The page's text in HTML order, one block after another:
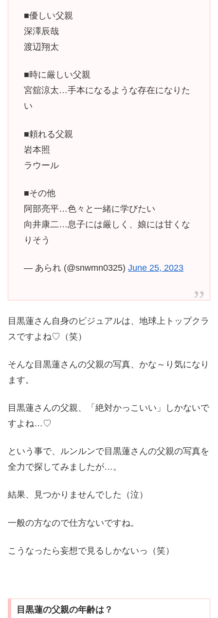
■優しい父親
深澤辰哉
渡辺翔太
■時に厳しい父親
宮舘涼太…手本になるような存在になりた
い
■頼れる父親
岩本照
ラウール
■その他
阿部亮平…色々と一緒に学びたい
向井康二…息子には厳しく、娘には甘くな
りそう
— あられ (@snwmn0325)June 25, 2023
目黒蓮さん自身のビジュアルは、地球上トップクラ
スですよね♡（笑）
そんな目黒蓮さんの父親の写真、かな～り気になり
ます。
目黒蓮さんの父親、「絶対かっこいい」しかないで
すよね…♡
という事で、ルンルンで目黒蓮さんの父親の写真を
全力で探してみましたが…。
結果、見つかりませんでした（泣）
一般の方なので仕方ないですね。
こうなったら妄想で見るしかないっ（笑）
目黒蓮の父親の年齢は？